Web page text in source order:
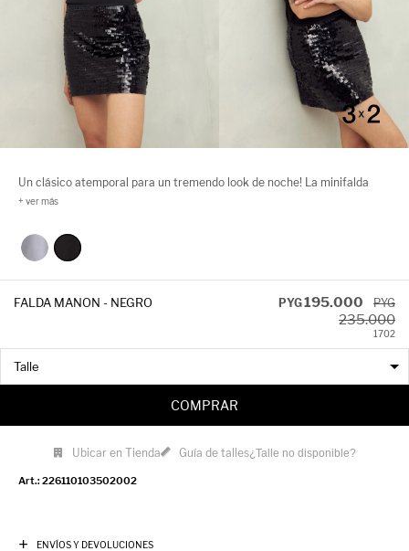
Un clásico atemporal para un tremendo look de noche! La minifalda
Manon es de lentejuelas y cuenta con un cierre invisible en la espalda.
FALDA MANON - NEGRO PYG195.000 PYG
235.000
1702
COMPRAR
Ubicar en Tienda Guía de talles¿Talle no disponible?
226110103502002
ENVÍOS Y DEVOLUCIONES